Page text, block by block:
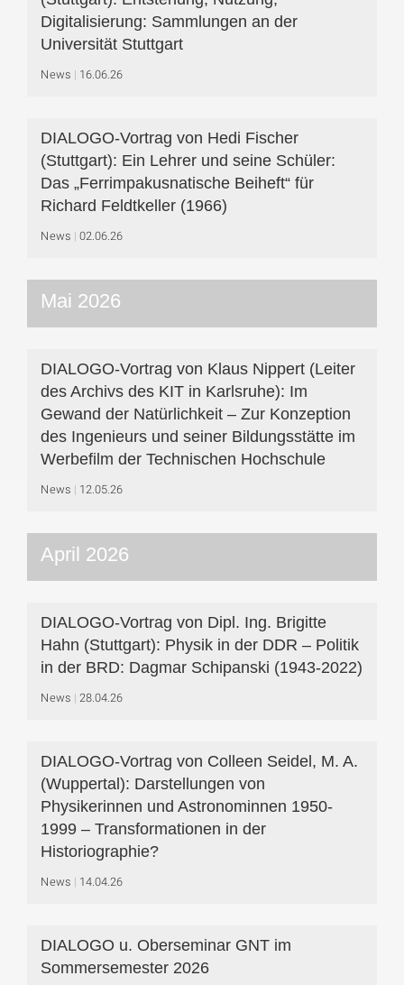
Digitalisierung: Sammlungen an der
Universität Stuttgart
News 16.06.26
DIALOGO-Vortrag von Hedi Fischer
(Stuttgart): Ein Lehrer und seine Schüler:
Das „Ferrimpakusnatische Beiheft“ für
Richard Feldtkeller (1966)
News 02.06.26
Mai 2026
DIALOGO-Vortrag von Klaus Nippert (Leiter
des Archivs des KIT in Karlsruhe): Im
Gewand der Natürlichkeit – Zur Konzeption
des Ingenieurs und seiner Bildungsstätte im
Werbefilm der Technischen Hochschule
News 12.05.26
April 2026
DIALOGO-Vortrag von Dipl. Ing. Brigitte
Hahn (Stuttgart): Physik in der DDR – Politik
in der BRD: Dagmar Schipanski (1943-2022)
News 28.04.26
DIALOGO-Vortrag von Colleen Seidel, M. A.
(Wuppertal): Darstellungen von
Physikerinnen und Astronominnen 1950-
1999 – Transformationen in der
Historiographie?
News 14.04.26
DIALOGO u. Oberseminar GNT im
Sommersemester 2026